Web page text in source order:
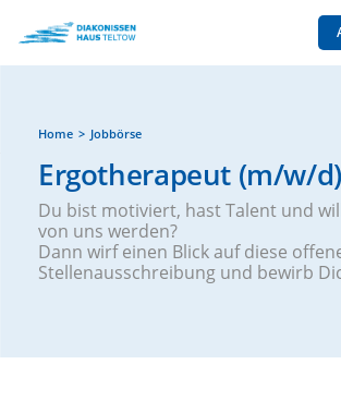
Home Jobbörse
Ergotherapeut (m/w/d)
Du bist motiviert, hast Talent und
von uns werden?
Dann wirf einen Blick auf diese
Stellenausschreibung und bewirb